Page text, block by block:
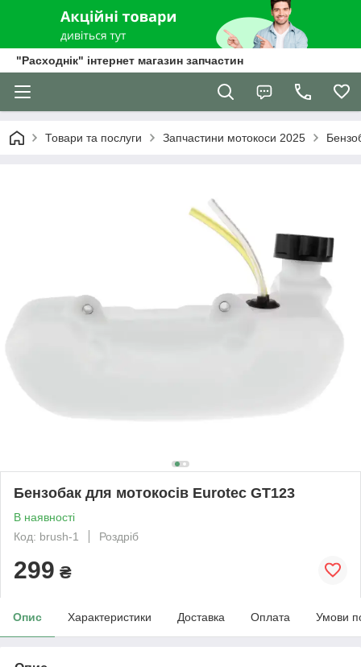
"Расходнік" інтернет магазин запчастин
Товари та послуги Запчастини мотокоси 2025
Бензобак для мотокосів Eurotec GT123
В наявності
Код: brush-1
Роздріб
299 ₴
Опис Характеристики Доставка Оплата Умови